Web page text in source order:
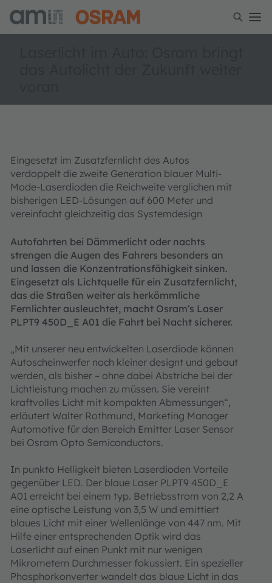
Eingesetzt im Zusatzfernlicht des Autos
verdoppelt die zweite Generation blauer Multi-
Mode-Laserdioden die Reichweite verglichen mit
bisherigen LED-Lösungen auf 600 Meter und
vereinfacht gleichzeitig das Systemdesign
Autofahrten bei Dämmerlicht oder nachts
strengen die Augen des Fahrers besonders an
und lassen die Konzentrationsfähigkeit sinken.
Eingesetzt als Lichtquelle für ein Zusatzfernlicht,
das die Straßen weiter als herkömmliche
Fernlichter ausleuchtet, macht Osram‘s Laser
PLPT9 450D_E A01 die Fahrt bei Nacht sicherer.
„Mit unserer neu entwickelten Laserdiode können
Autoscheinwerfer noch kleiner designt und gebaut
werden, als bisher – ohne dabei Abstriche bei der
Lichtleistung machen zu müssen. Sie vereint
kraftvolles Licht mit kompakten Abmessungen“,
erläutert Walter Rothmund, Marketing Manager
Automotive für den Bereich Emitter Laser Sensor
bei Osram Opto Semiconductors.
In punkto Helligkeit bieten Laserdioden Vorteile
gegenüber LED. Der blaue Laser PLPT9 450D_E
A01 erreicht bei einem typ. Betriebsstrom von 2,2 A
eine optische Leistung von 3,5 W und emittiert
blaues Licht mit einer Wellenlänge von 447 nm. Mit
Hilfe einer entsprechenden Optik wird das
Laserlicht auf einen Punkt mit nur wenigen
Mikrometern Durchmesser fokussiert. Ein spezieller
Phosphorkonverter wandelt das blaue Licht in das